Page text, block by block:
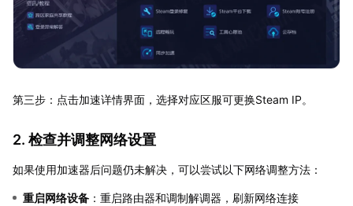
第三步：点击加速详情界面，选择对应区服可更换Steam IP。
2. 检查并调整网络设置
如果使用加速器后问题仍未解决，可以尝试以下网络调整方法：
重启网络设备 ：重启路由器和调制解调器，刷新网络连接